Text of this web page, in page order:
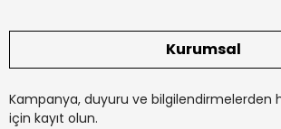
Kurumsal
Kampanya, duyuru ve bilgilendirmelerden
için kayıt olun.